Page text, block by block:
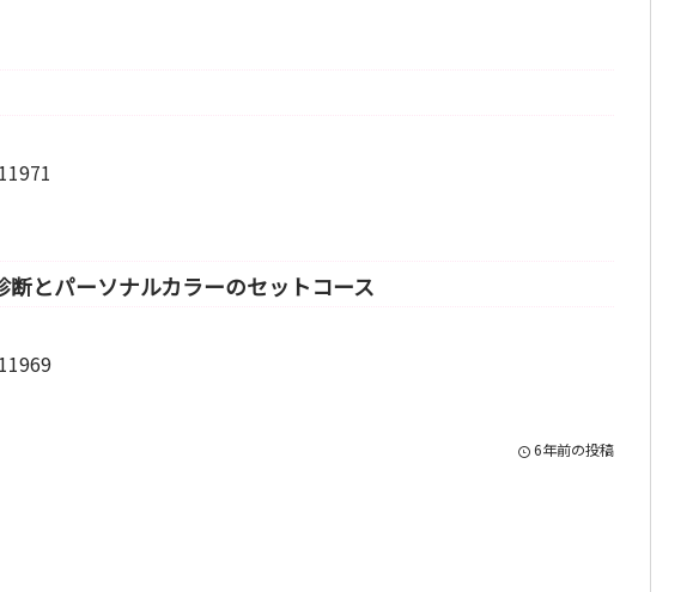
とパーソナルカラーのセットコース
6年前の投稿